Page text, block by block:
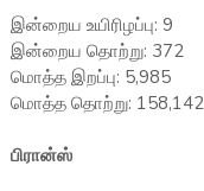
இன்றைய உயிரிழப்பு: 9
இன்றைய தொற்று: 372
மொத்த இறப்பு: 5,985
மொத்த தொற்று: 158,142
பிரான்ஸ்